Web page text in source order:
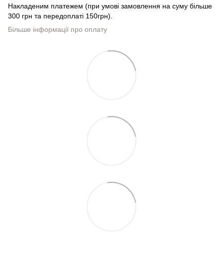
Накладеним платежем (при умові замовлення на суму більше
300 грн та передоплаті 150грн).
Більше інформації про оплату